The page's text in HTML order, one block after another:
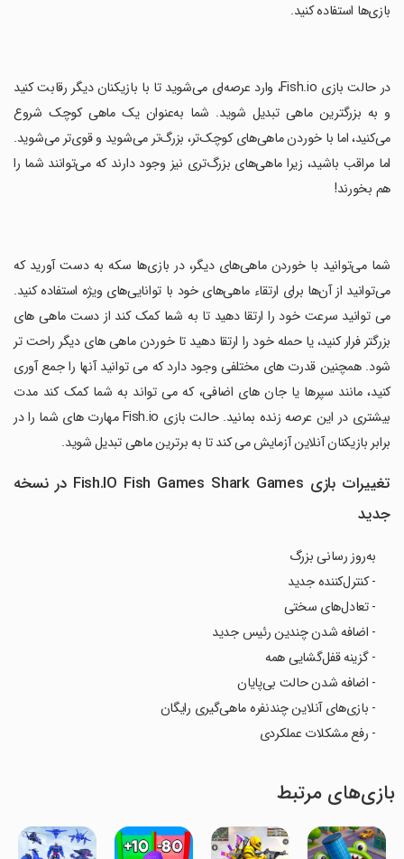
بازی‌ها استفاده کنید.
‏در حالت بازی Fish.io، وارد عرصه‌ای می‌شوید تا با بازیکنان دیگر رقابت کنید
و به بزرگترین ماهی تبدیل شوید. شما به‌عنوان یک ماهی کوچک شروع
می‌کنید، اما با خوردن ماهی‌های کوچک‌تر، بزرگ‌تر می‌شوید و قوی‌تر می‌شوید.
اما مراقب باشید، زیرا ماهی‌های بزرگ‌تری نیز وجود دارند که می‌توانند شما را
هم بخورند!
‏شما می‌توانید با خوردن ماهی‌های دیگر، در بازی‌ها سکه به دست آورید که
می‌توانید از آن‌ها برای ارتقاء ماهی‌های خود با توانایی‌های ویژه استفاده کنید.
می توانید سرعت خود را ارتقا دهید تا به شما کمک کند از دست ماهی های
بزرگتر فرار کنید، یا حمله خود را ارتقا دهید تا خوردن ماهی های دیگر راحت تر
شود. همچنین قدرت های مختلفی وجود دارد که می توانید آنها را جمع آوری
کنید، مانند سپرها یا جان های اضافی، که می تواند به شما کمک کند مدت
بیشتری در این عرصه زنده بمانید. حالت بازی Fish.io مهارت های شما را در
برابر بازیکنان آنلاین آزمایش می کند تا به برترین ماهی تبدیل شوید.
تغییرات بازی Fish.IO Fish Games Shark Games در نسخه
جدید
به‌روز رسانی بزرگ
- کنترل‌کننده جدید
- تعادل‌های سختی
- اضافه شدن چندین رئیس جدید
- گزینه قفل‌گشایی همه
- اضافه شدن حالت بی‌پایان
- بازی‌های آنلاین چندنفره ماهی‌گیری رایگان
- رفع مشکلات عملکردی
بازی‌های مرتبط